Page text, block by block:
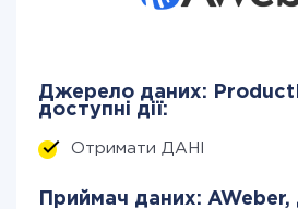
Джерело даних:
доступні дії:
Отримати ДАНІ
Приймач даних: AWeber,